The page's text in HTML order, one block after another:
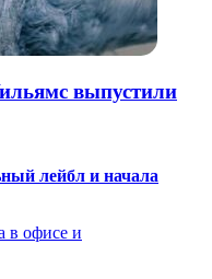
выпустили
лейбл и начала
в офисе и